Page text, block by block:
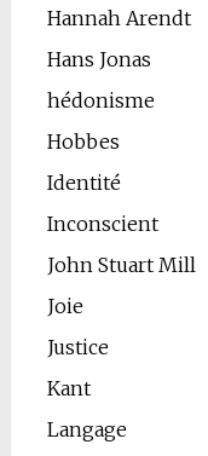
Hannah Arendt
Hans Jonas
hédonisme
Hobbes
Identité
Inconscient
John Stuart Mill
Joie
Justice
Kant
Langage